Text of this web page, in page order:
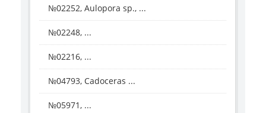
№02252, Aulopora sp., ...
№02248, ...
№02216, ...
№04793, Cadoceras ...
№05971, ...